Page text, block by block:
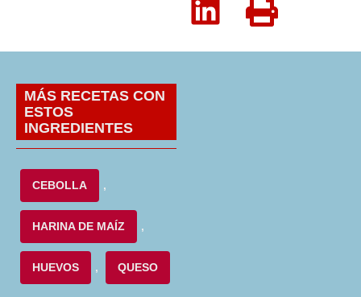
MÁS RECETAS CON
ESTOS
INGREDIENTES
CEBOLLA ,
HARINA DE MAÍZ ,
HUEVOS , QUESO